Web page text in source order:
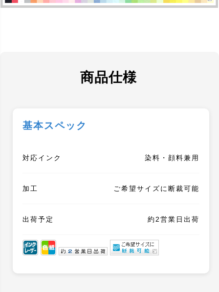
商品仕様
基本スペック
対応インク 染料・顔料兼用
加工 ご希望サイズに断裁可能
出荷予定 約2営業日出荷